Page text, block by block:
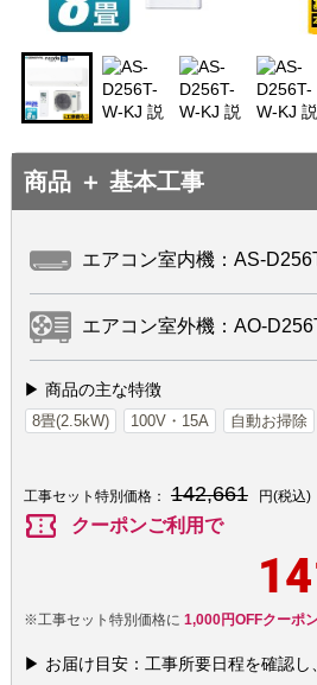
商品 ＋ 基本工事
エアコン室内機：AS-
エアコン室外機：AO-
▶ 商品の主な特徴
8畳(2.5kW) 100V・15A 自動お掃除
工事セット特別価格： 142,661 円(税込)
confirmation_number クーポンご利用で
※工事セット特別価格に 1,000円OFFクーポ
▶ お届け目安：工事所要日程を確認し